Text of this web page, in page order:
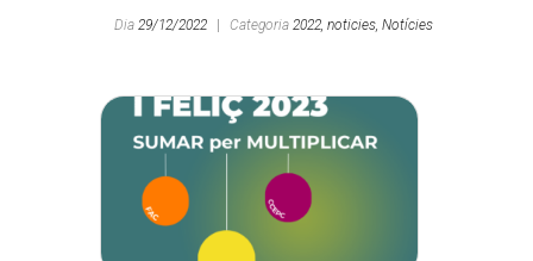
Dia 29/12/2022 Categoria 2022, noticies, Notícies